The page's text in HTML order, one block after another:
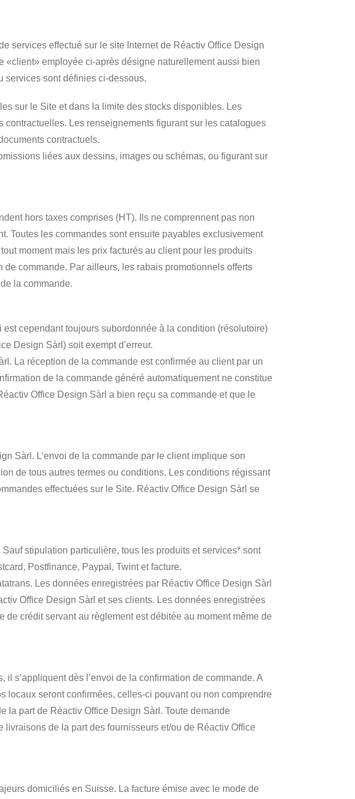
services effectué sur le site Internet de Réactiv Office Design
employée ci-après désigne naturellement aussi bien
services sont définies ci-dessous.
sur le Site et dans la limite des stocks disponibles. Les
contractuelles. Les renseignements figurant sur les catalogues
contractuels.
liées aux dessins, images ou schémas, ou figurant sur
hors taxes comprises (HT). Ils ne comprennent pas non
Toutes les commandes sont ensuite payables exclusivement
moment mais les prix facturés au client pour les produits
commande. Par ailleurs, les rabais promotionnels offerts
la commande.
cependant toujours subordonnée à la condition (résolutoire)
Design Sàrl) soit exempt d’erreur.
La réception de la commande est confirmée au client par un
de la commande généré automatiquement ne constitue
Office Design Sàrl a bien reçu sa commande et que le
Sàrl. L’envoi de la commande par le client implique son
de tous autres termes ou conditions. Les conditions régissant
effectuées sur le Site. Réactiv Office Design Sàrl se
stipulation particulière, tous les produits et services* sont
Postfinance, Paypal, Twint et facture.
Les données enregistrées par Réactiv Office Design Sàrl
Office Design Sàrl et ses clients. Les données enregistrées
crédit servant au règlement est débitée au moment même de
s’appliquent dès l’envoi de la confirmation de commande. A
locaux seront confirmées, celles-ci pouvant ou non comprendre
la part de Réactiv Office Design Sàrl. Toute demande
livraisons de la part des fournisseurs et/ou de Réactiv Office
domiciliés en Suisse. La facture émise avec le mode de